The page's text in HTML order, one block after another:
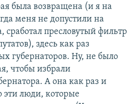
была возвращена (и я на
меня не допустили на
сработал пресловутый фильтр
здесь как раз
губернаторов. Ну, не было
чтобы избрали
А она как раз и
эти люди, которые